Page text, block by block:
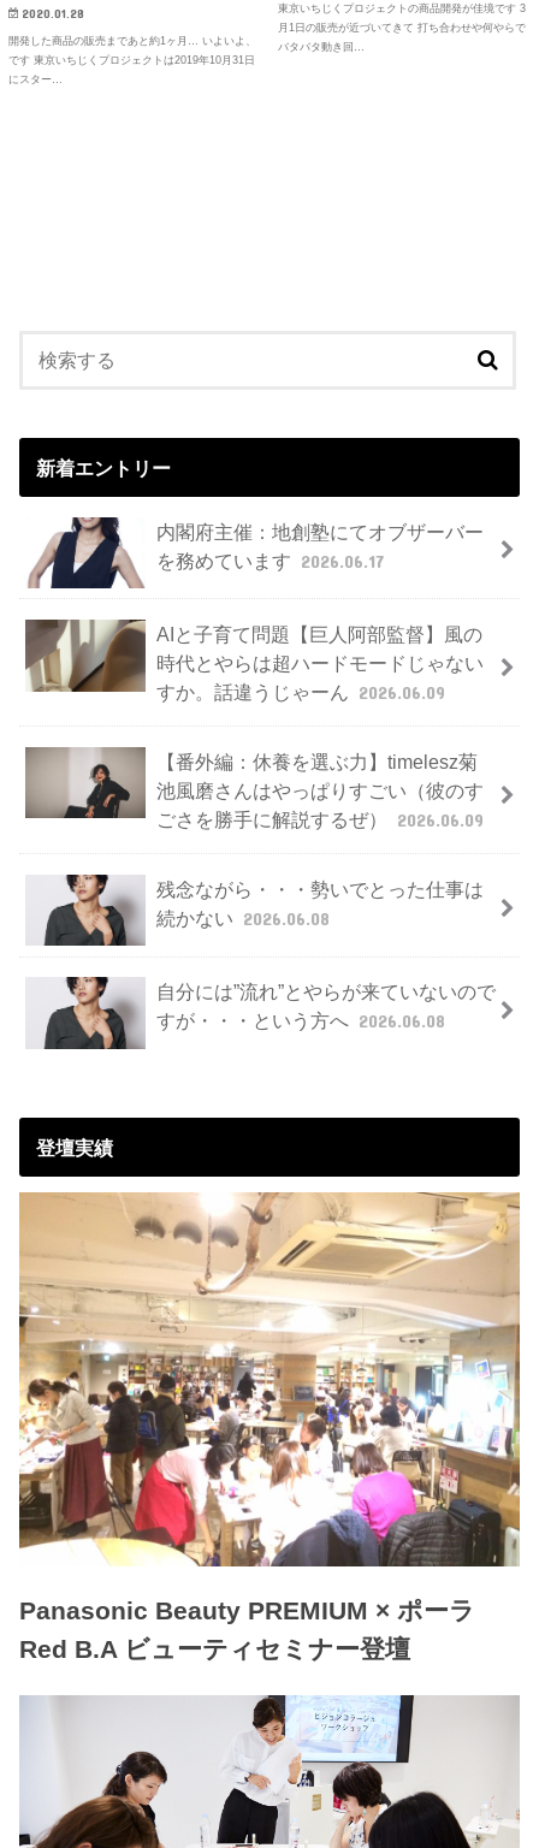
東京いちじくプロジェクトの商品開発が佳境です 3
月1日の販売が近づいてきて 打ち合わせや何やらで
バタバタ動き回…
2020.01.28
開発した商品の販売まであと約1ヶ月… いよいよ、
です 東京いちじくプロジェクトは2019年10月31日
にスター…
新着エントリー
内閣府主催：地創塾にてオブザーバー
を務めています 2026.06.17
AIと子育て問題【巨人阿部監督】風の
時代とやらは超ハードモードじゃない
すか。話違うじゃーん 2026.06.09
【番外編：休養を選ぶ力】timelesz菊
池風磨さんはやっぱりすごい（彼のす
ごさを勝手に解説するぜ）
2026.06.09
残念ながら・・・勢いでとった仕事は
続かない 2026.06.08
自分には”流れ”とやらが来ていないので
すが・・・という方へ 2026.06.08
登壇実績
Panasonic Beauty PREMIUM × ポーラ
Red B.A ビューティセミナー登壇